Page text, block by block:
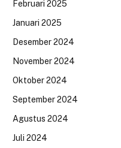
Februari 2025
Januari 2025
Desember 2024
November 2024
Oktober 2024
September 2024
Agustus 2024
Juli 2024